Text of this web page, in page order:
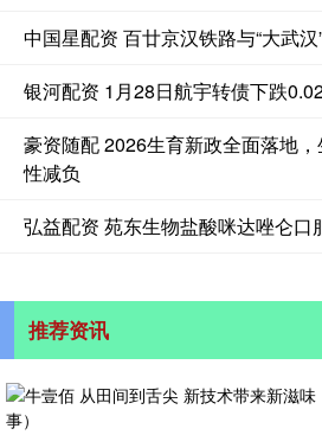
中国星配资 百廿京汉铁路与“大武汉
银河配资 1月28日航宇转债下跌
豪资随配 2026生育新政全面落地
性减负
弘益配资 苑东生物盐酸咪达唑仑口
推荐资讯